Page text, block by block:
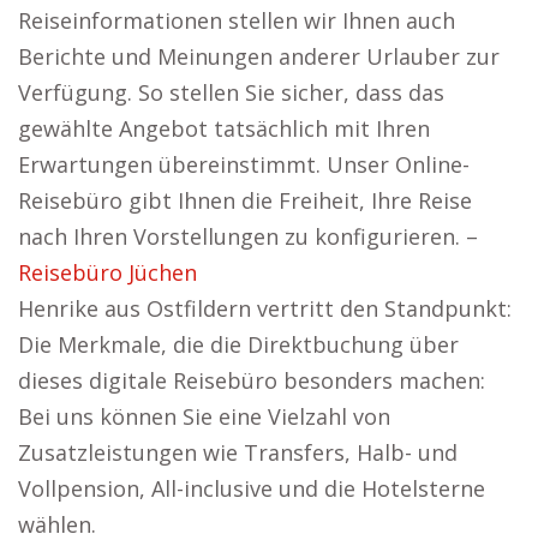
Reiseinformationen stellen wir Ihnen auch
Berichte und Meinungen anderer Urlauber zur
Verfügung. So stellen Sie sicher, dass das
gewählte Angebot tatsächlich mit Ihren
Erwartungen übereinstimmt. Unser Online-
Reisebüro gibt Ihnen die Freiheit, Ihre Reise
nach Ihren Vorstellungen zu konfigurieren. –
Reisebüro Jüchen
Henrike aus Ostfildern vertritt den Standpunkt:
Die Merkmale, die die Direktbuchung über
dieses digitale Reisebüro besonders machen:
Bei uns können Sie eine Vielzahl von
Zusatzleistungen wie Transfers, Halb- und
Vollpension, All-inclusive und die Hotelsterne
wählen.